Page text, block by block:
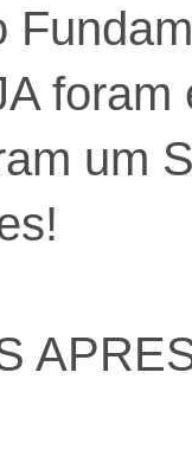
foram
um